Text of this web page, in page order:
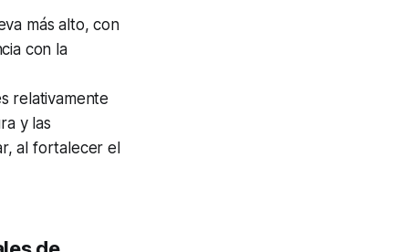
más alto, con
con la
relativamente
y las
al fortalecer el